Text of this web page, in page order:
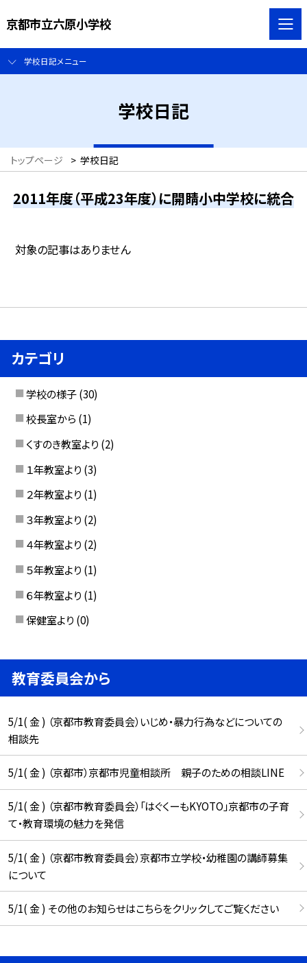
京都市立六原小学校
学校日記メニュー
学校日記
トップページ > 学校日記
2011年度（平成23年度）に開睛小中学校に統合
対象の記事はありません
カテゴリ
学校の様子 (30)
校長室から (1)
くすのき教室より (2)
１年教室より (3)
２年教室より (1)
３年教室より (2)
４年教室より (2)
５年教室より (1)
６年教室より (1)
保健室より (0)
教育委員会から
5/1( 金 ) （京都市教育委員会）いじめ・暴力行為などについての
相談先
5/1( 金 ) （京都市）京都市児童相談所 親子のための相談LINE
5/1( 金 ) （京都市教育委員会）「はぐくーもKYOTO」京都市の子育
て・教育環境の魅力を発信
5/1( 金 ) （京都市教育委員会）京都市立学校・幼稚園の講師募集
について
5/1( 金 ) その他のお知らせはこちらをクリックしてご覧ください